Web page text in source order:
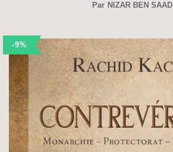
Par NIZAR BEN SAAD
-9%